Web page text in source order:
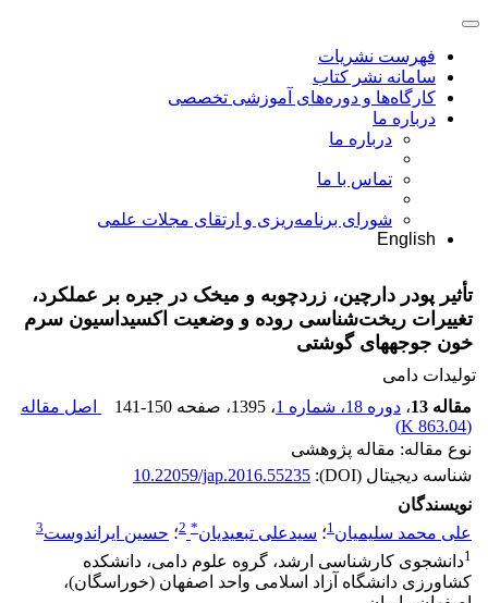
فهرست نشریات
سامانه نشر کتاب
کارگاه‌ها و دوره‌های آموزشی تخصصی
درباره ما
درباره ما
تماس با ما
شورای برنامه‌ریزی و ارتقای مجلات علمی
English
تأثیر پودر دارچین، زردچوبه و میخک در جیره بر عملکرد،
تغییرات ریخت‌شناسی روده و وضعیت اکسیداسیون سرم
خون جوجه‏های گوشتی
تولیدات دامی
مقاله 13
، دوره 18، شماره 1 ، 1395 ، صفحه 141-150
اصل مقاله
(
863.04 K
)
نوع مقاله: مقاله پژوهشی
شناسه دیجیتال (DOI):
10.22059/jap.2016.55235
نویسندگان
علی محمد سلیمیان1؛ سیدعلی تبعیدیان*
2؛ حسین ایراندوست3
1دانشجوی کارشناسی ارشد، گروه علوم دامی، دانشکده
کشاورزی دانشگاه آزاد اسلامی واحد اصفهان (خوراسگان)،